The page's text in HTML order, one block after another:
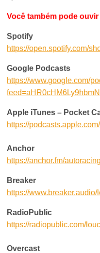
Você também pode
Spotify
https://open.spotify.com/
Google Podcasts
https://www.google.com/
Apple iTunes – Pocket
https://
Anchor
https://anchor.fm/autoracing
Breaker
https://
RadioPublic
https://radiopublic.com/
Overcast